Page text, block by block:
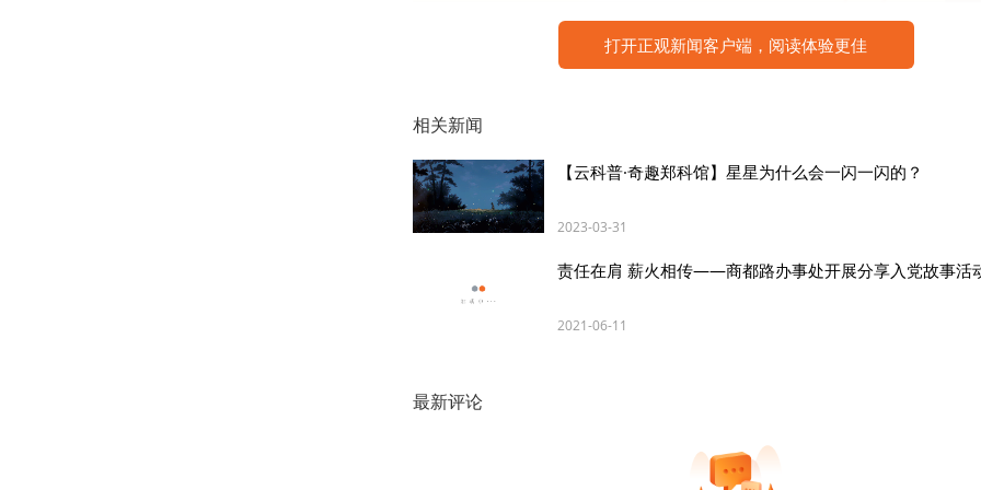
也或许经历过迷茫与焦虑，但从未停下脚步。继续前行，不负时光！
打开正观新闻客户端，阅读体验更佳
相关新闻
【云科普·奇趣郑科馆】星星为什么会一闪一闪的？
2023-03-31
责任在肩 薪火相传——商都路办事处开展分享入党故事活
2021-06-11
最新评论